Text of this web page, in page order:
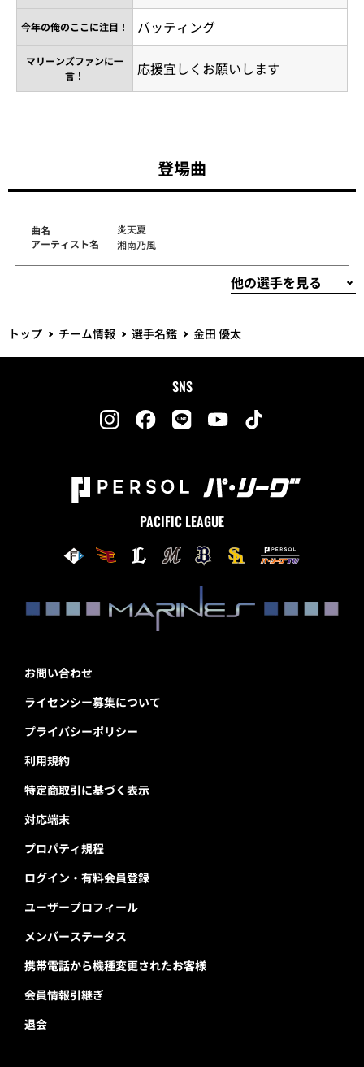
今年の俺のここに注目！ バッティング
マリーンズファンに一
言！
応援宜しくお願いします
登場曲
曲名
アーティスト名
炎天夏
湘南乃風
トップ チーム情報 選手名鑑 金田 優太
SNS
PACIFIC LEAGUE
お問い合わせ
ライセンシー募集について
プライバシーポリシー
利用規約
特定商取引に基づく表示
対応端末
プロパティ規程
ログイン・有料会員登録
ユーザープロフィール
メンバーステータス
携帯電話から機種変更されたお客様
会員情報引継ぎ
退会